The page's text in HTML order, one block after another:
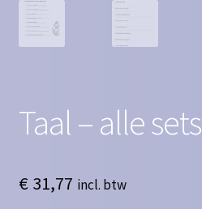
Winkel
Taal – alle sets
€31,77 incl. btw